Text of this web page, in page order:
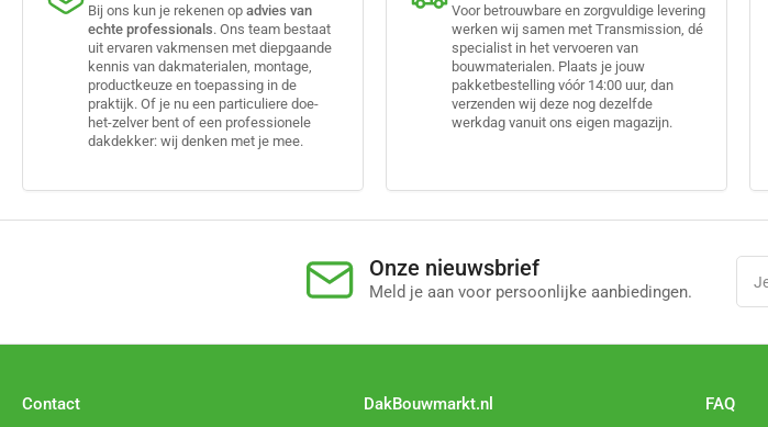
Bij ons kun je rekenen op advies van
echte professionals. Ons team bestaat
uit ervaren vakmensen met diepgaande
kennis van dakmaterialen, montage,
productkeuze en toepassing in de
praktijk. Of je nu een particuliere doe-
het-zelver bent of een professionele
dakdekker: wij denken met je mee.
Voor betrouwbare en zorgvuldige levering
werken wij samen met Transmission, dé
specialist in het vervoeren van
bouwmaterialen. Plaats je jouw
pakketbestelling vóór 14:00 uur, dan
verzenden wij deze nog dezelfde
werkdag vanuit ons eigen magazijn.
Onze nieuwsbrief
Meld je aan voor persoonlijke aanbiedingen.
Je
mail
Contact DakBouwmarkt.nl FAQ